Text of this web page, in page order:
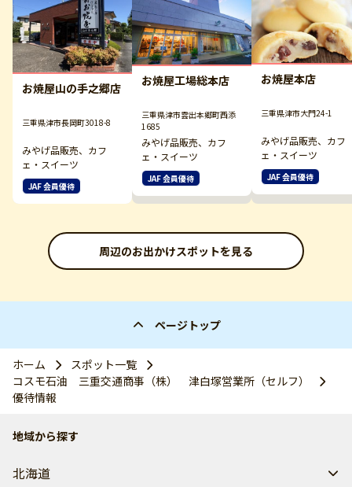
お焼屋山の手之郷店
三重県津市長岡町3018-8
みやげ品販売、カフ
ェ・スイーツ
JAF 会員優待
お焼屋工場総本店
三重県津市雲出本郷町西添
1685
みやげ品販売、カフ
ェ・スイーツ
JAF 会員優待
お焼屋本店
三重県津市大門24-1
みやげ品販売、カフ
ェ・スイーツ
JAF 会員優待
周辺のお出かけスポットを見る
ページトップ
ホーム
スポット一覧
コスモ石油 三重交通商事（株） 津白塚営業所（セルフ）
優待情報
地域から探す
北海道